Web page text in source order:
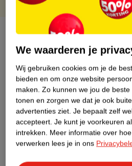
Over dit product
Productinformatie
Nature Impact Score
Dit product
Impact Score.
Meer
We waarderen je
Wij gebruiken cookies om je de
bieden en om onze website
maken. Zo kunnen we jou de
tonen en zorgen we dat je ook
advertenties ziet. Je bepaalt zelf
accepteert. Je kunt je voorkeuren
intrekken. Meer informatie over
verwerken lees je in ons